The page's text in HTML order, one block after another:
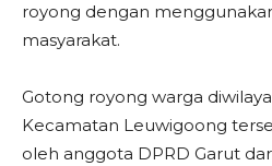
royong dengan
masyarakat.
Gotong royong warga
Kecamatan Leuwigoong
oleh anggota DPRD Garut